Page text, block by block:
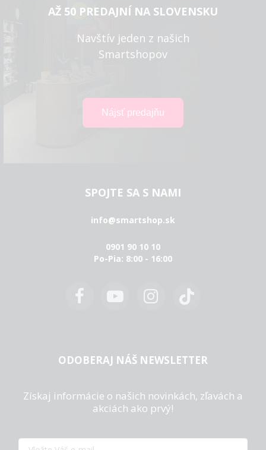
AŽ 50 PREDAJNÍ NA SLOVENSKU
Navštív jeden z našich
Smartshopov
SPOJTE SA S NAMI
info@smartshop.sk
0901 90 10 10
Po-Pia: 8:00 - 16:00
ODOBERAJ NÁŠ NEWSLETTER
Získaj informácie o našich novinkách, zľavách a
akciách ako prvý!